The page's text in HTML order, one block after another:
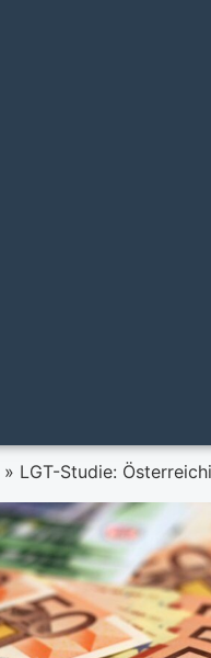
» LGT-Studie: Österreichische Anleger bleiben ihrem